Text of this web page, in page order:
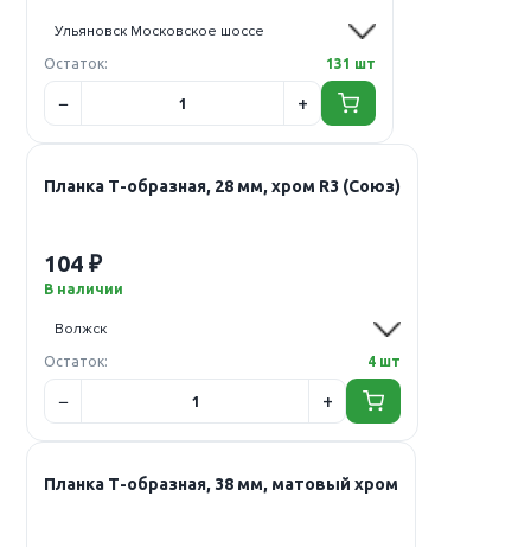
Остаток: 131 шт
Планка Т-образная, 28 мм, хром R3 (Союз)
104 ₽
В наличии
Остаток: 4 шт
Планка Т-образная, 38 мм, матовый хром